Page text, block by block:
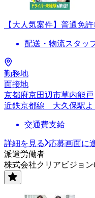
【大人気案件】普通免
配送・物流スタッ
勤務地
面接地
京都府京田辺市草内能戸
近鉄京都線 大久保駅よ
交通費支給
詳細を見る
応募画面に
派遣労働者
株式会社クリアビジョン